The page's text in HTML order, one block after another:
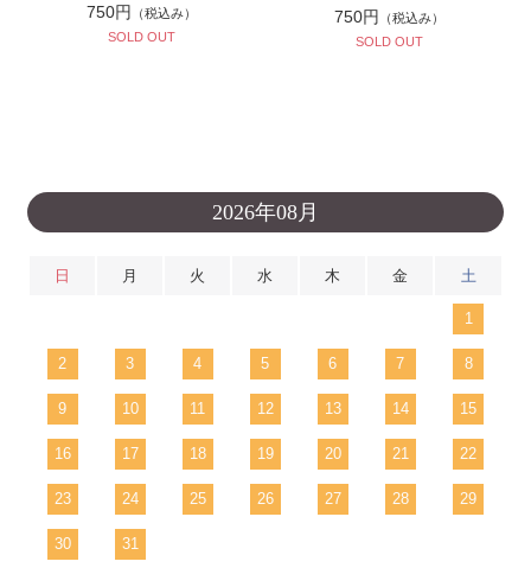
750円 （税込み）
SOLD OUT
750円
（税込み）
SOLD OUT
2026年08月
日 月 火 水 木 金 土
1
2 3 4 5 6 7 8
9 10 11 12 13 14 15
16 17 18 19 20 21 22
23 24 25 26 27 28 29
30 31